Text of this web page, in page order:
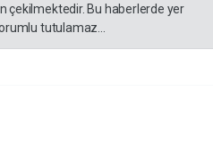
çekilmektedir. Bu haberlerde yer
tutulamaz...